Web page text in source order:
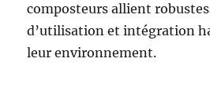
composteurs allient
d’utilisation et intégration
leur environnement.